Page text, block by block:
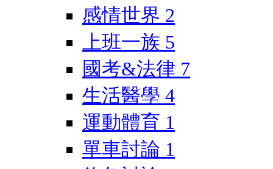
感情世界 2
上班一族 5
國考&法律 7
生活醫學 4
運動體育 1
單車討論 1